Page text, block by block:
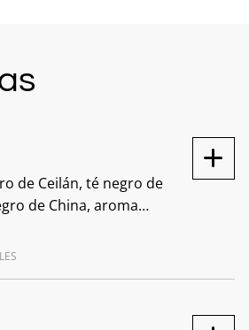
de Ceilán, té negro de
de China, aroma
todo el mundo. Esta
por los amantes del